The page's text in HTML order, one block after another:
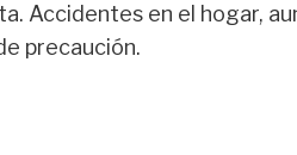
Accidentes en el hogar,
precaución.